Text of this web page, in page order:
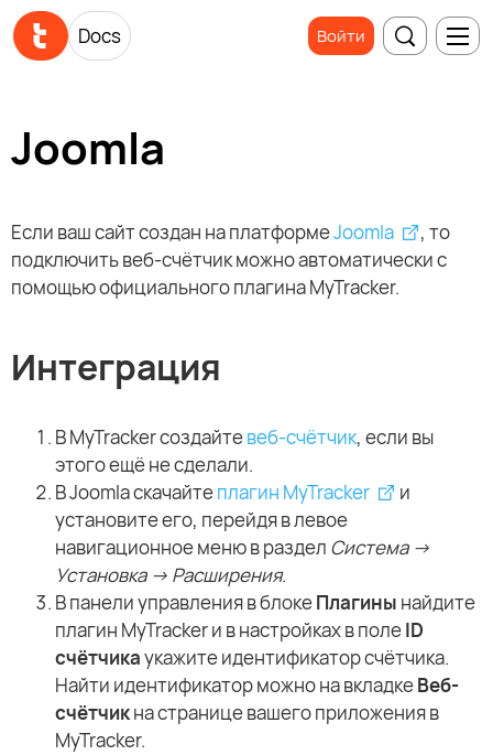
Docs Войти
Joomla
Если ваш сайт создан на платформеJoomla
, то
подключить веб-счётчик можно автоматически с
помощью официального плагина MyTracker.
Интеграция
В MyTracker создайтевеб-счётчик, если вы
этого ещё не сделали.
В Joomla скачайтеплагин MyTracker
и
установите его, перейдя в левое
навигационное меню в раздел Система →
Установка → Расширения.
В панели управления в блокеПлагины найдите
плагин MyTracker и в настройках в полеID
счётчикаукажите идентификатор счётчика.
Найти идентификатор можно на вкладкеВеб-
счётчикна странице вашего приложения в
MyTracker.